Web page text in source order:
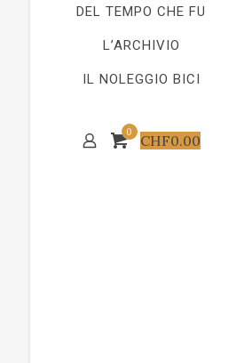
DEL TEMPO CHE FU
L’ARCHIVIO
IL NOLEGGIO BICI
0 CHF0.00